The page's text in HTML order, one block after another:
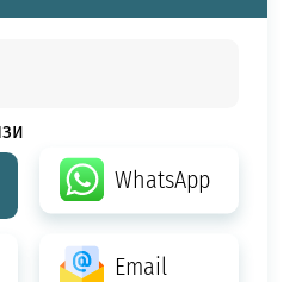
WhatsApp
Email